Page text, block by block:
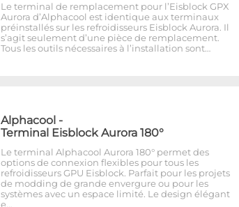
Le terminal de remplacement pour l’Eisblock GPX
Aurora d’Alphacool est identique aux terminaux
préinstallés sur les refroidisseurs Eisblock Aurora. Il
s’agit seulement d’une pièce de remplacement.
Tous les outils nécessaires à l’installation sont…
Alphacool -
Terminal Eisblock Aurora 180°
Le terminal Alphacool Aurora 180° permet des
options de connexion flexibles pour tous les
refroidisseurs GPU Eisblock. Parfait pour les projets
de modding de grande envergure ou pour les
systèmes avec un espace limité. Le design élégant
e…